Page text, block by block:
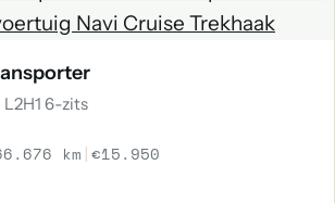
L2H1 6-zits
km |€15.950